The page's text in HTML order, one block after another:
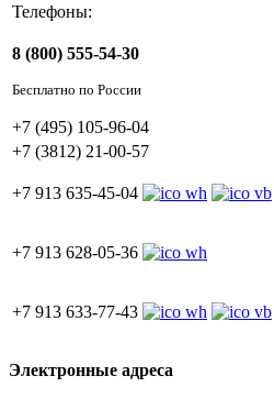
Телефоны:
8 (800) 555-54-30
Бесплатно по России
+7 (495) 105-96-04
+7 (3812) 21-00-57
+7 913 635-45-04
+7 913 628-05-36
+7 913 633-77-43
Электронные адреса